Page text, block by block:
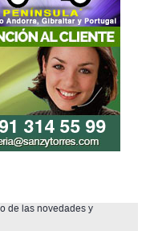
de las novedades y